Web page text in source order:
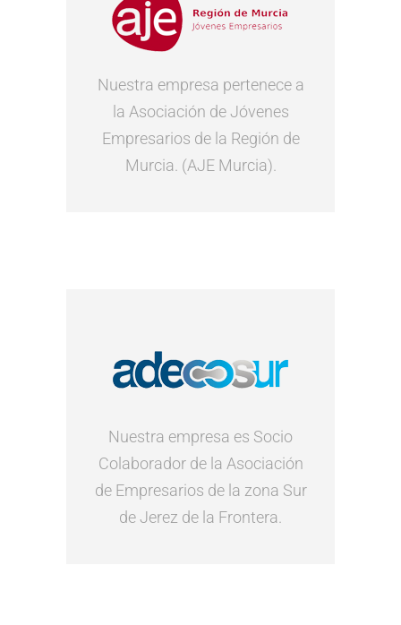
Nuestra empresa pertenece a
la Asociación de Jóvenes
Empresarios de la Región de
Murcia. (AJE Murcia).
Nuestra empresa es Socio
Colaborador de la Asociación
de Empresarios de la zona Sur
de Jerez de la Frontera.